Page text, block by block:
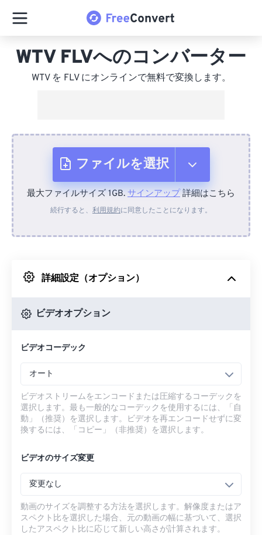
WTV FLVへのコンバーター
WTV を FLV にオンラインで無料で変換します。
ファイルを選択
デバイスから
Googleドライブから
最大ファイルサイズ 1GB. サインアップ詳細はこちら
続行すると、 利用規約に同意したことになります。
詳細設定（オプション）
ビデオオプション
ビデオコーデック
オート
ビデオストリームをエンコードまたは圧縮するコーデックを
選択します。最も一般的なコーデックを使用するには、「自
動」（推奨）を選択します。ビデオを再エンコードせずに変
換するには、「コピー」（非推奨）を選択します。
ビデオのサイズ変更
変更なし
動画のサイズを調整する方法を選択します。解像度またはア
スペクト比を選択した場合、元の動画の幅に基づいて、選択
したアスペクト比に応じて新しい高さが計算されます。